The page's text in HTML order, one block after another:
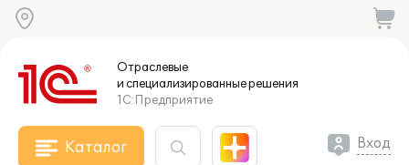
Отраслевые
и специализированныерешения
1С:Предприятие
Каталог Вход